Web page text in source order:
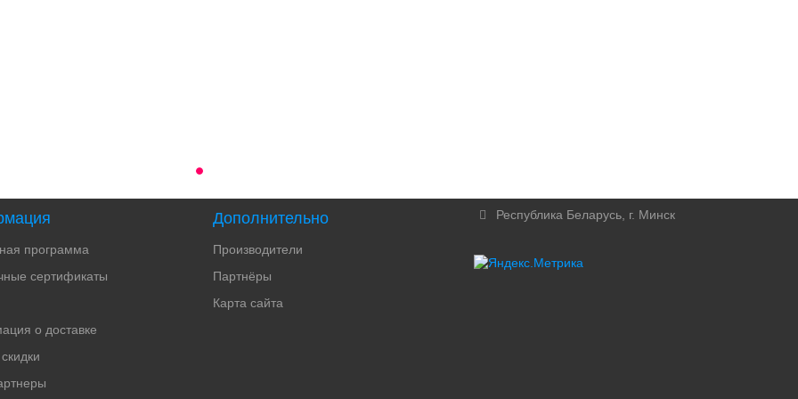
программа
сертификаты
о доставке
Дополнительно
Производители
Партнёры
Карта сайта
Республика Беларусь, г. Минск